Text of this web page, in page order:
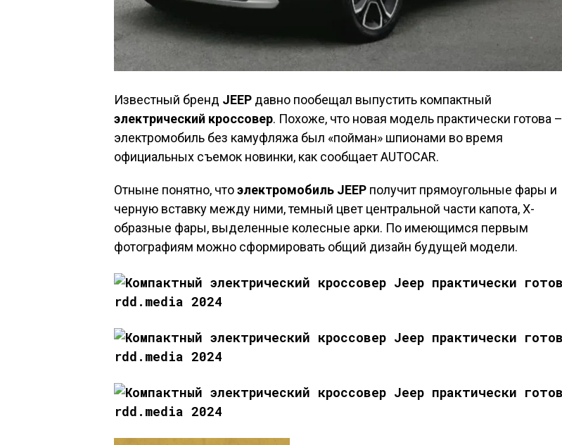
Известный бренд JEEP давно пообещал выпустить компактный
электрический кроссовер. Похоже, что новая модель практически готова –
электромобиль без камуфляжа был «пойман» шпионами во время
официальных съемок новинки, как сообщает AUTOCAR.
Отныне понятно, чтоэлектромобиль JEEP получит прямоугольные фары и
черную вставку между ними, темный цвет центральной части капота, Х-
образные фары, выделенные колесные арки. По имеющимся первым
фотографиям можно сформировать общий дизайн будущей модели.